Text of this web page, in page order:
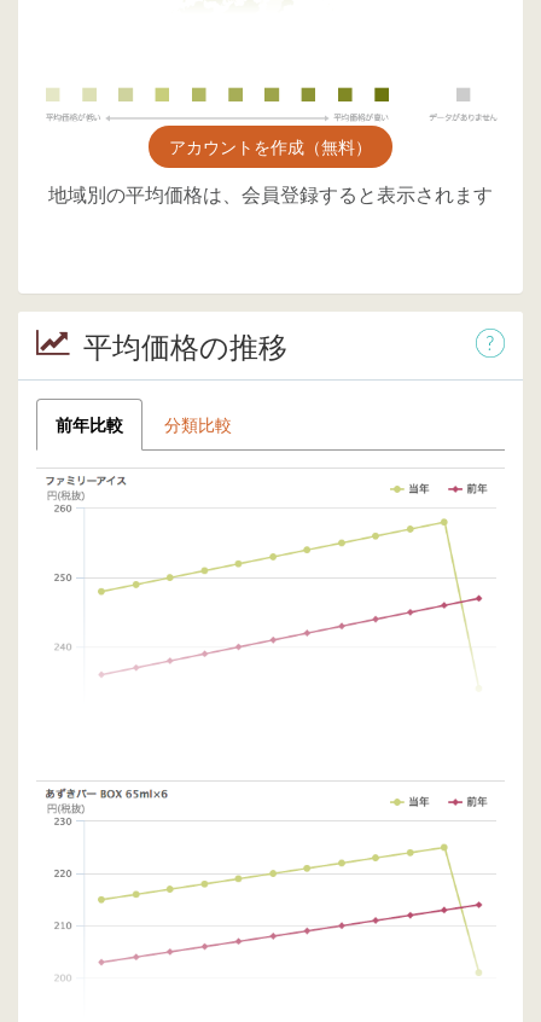
アカウントを作成（無料）
地域別の平均価格は、会員登録すると表示されます
平均価格の推移
前年比較 分類比較